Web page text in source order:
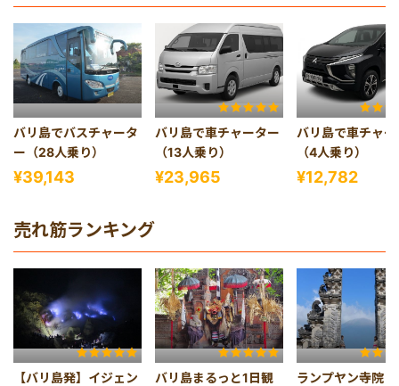
バリ島でバスチャータ
ー（28人乗り）
¥39,143
バリ島で車チャーター
（13人乗り）
¥23,965
バリ島で車チャ
（4人乗り）
¥12,782
売れ筋ランキング
【バリ島発】イジェン
バリ島まるっと1日観
ランプヤン寺院